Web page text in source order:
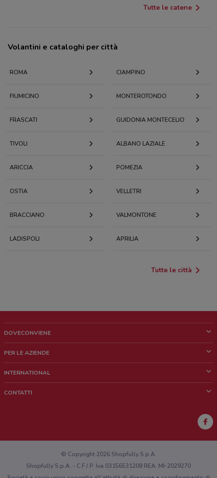
Tutte le catene
Volantini e cataloghi per città
ROMA CIAMPINO
FIUMICINO MONTEROTONDO
FRASCATI GUIDONIA MONTECELIO
TIVOLI ALBANO LAZIALE
ARICCIA POMEZIA
OSTIA VELLETRI
BRACCIANO VALMONTONE
LADISPOLI APRILIA
Tutte le città
DOVECONVIENE
Chi siamo
Lavora con noi
PER LE AZIENDE
Richieste commerciali e marketing
INTERNATIONAL
CONTATTI
Hai un malfunzionamento sul web o sull'app?
© Copyright 2026 Shopfully S.p.A.
Shopfully S.p.A. - C.F / P. Iva 03156531208 REA: MI-2029270